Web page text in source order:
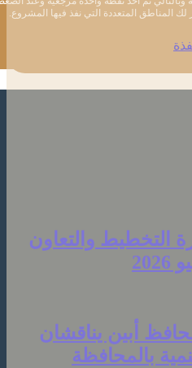
المتعددة التي نفذ فيها المشروع.
والتعاون
أبين يناقشان
بالمحافظة